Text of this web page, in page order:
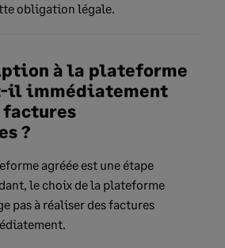
obligation légale.
à la plateforme
il immédiatement
factures
?
agréée est une étape
le choix de la plateforme
pas à réaliser des factures